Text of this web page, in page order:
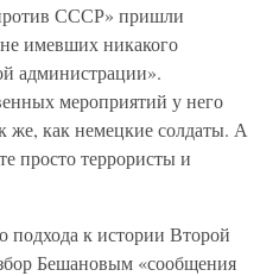
СССР» пришли
имевших никакого
администрации».
мероприятий у него
как немецкие солдаты. А
просто террористы и
к истории Второй
Бешановым «сообщения